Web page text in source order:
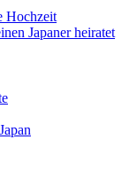
Hochzeit
Japaner heiratet